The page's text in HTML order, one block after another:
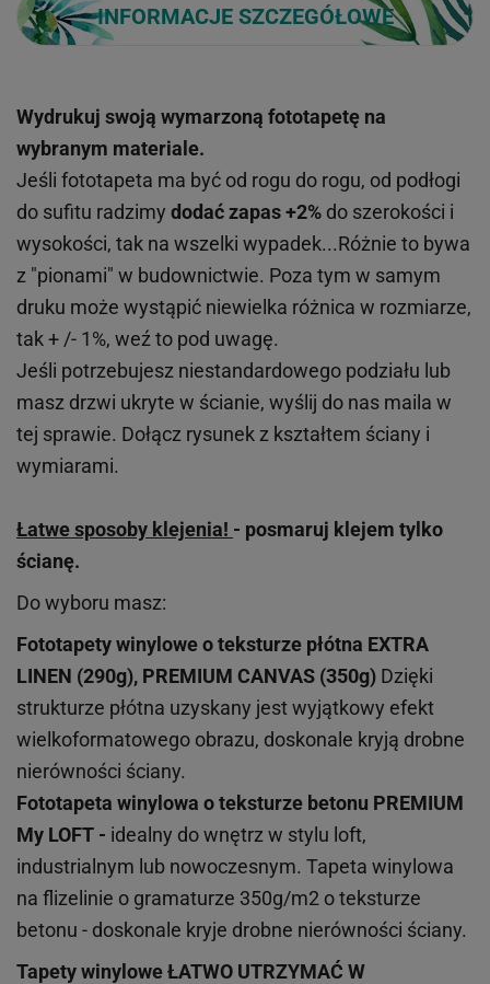
INFORMACJE SZCZEGÓŁOWE
Wydrukuj swoją wymarzoną fototapetę na
wybranym materiale.
Jeśli fototapeta ma być od rogu do rogu, od podłogi
do sufitu radzimy dodać zapas +2% do szerokości i
wysokości, tak na wszelki wypadek...Różnie to bywa
z "pionami" w budownictwie. Poza tym w samym
druku może wystąpić niewielka różnica w rozmiarze,
tak + /- 1%, weź to pod uwagę.
Jeśli potrzebujesz niestandardowego podziału lub
masz drzwi ukryte w ścianie, wyślij do nas maila w
tej sprawie. Dołącz rysunek z kształtem ściany i
wymiarami.
Łatwe sposoby klejenia! - posmaruj klejem tylko
ścianę.
Do wyboru masz:
Fototapety winylowe oteksturze płótna EXTRA
LINEN (290g), PREMIUM CANVAS (350g) Dzięki
strukturze płótna uzyskany jest wyjątkowy efekt
wielkoformatowego obrazu, doskonale kryją drobne
nierówności ściany.
Fototapeta winylowa oteksturze betonu PREMIUM
My LOFT - idealny do wnętrz w stylu loft,
industrialnym lub nowoczesnym. Tapeta winylowa
na flizelinie o gramaturze 350g/m2 o teksturze
betonu - doskonale kryje drobne nierówności ściany.
Tapety winyloweŁATWO UTRZYMAĆ W